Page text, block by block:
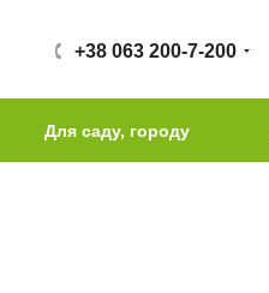
+38 063 200-7-200
Для саду, городу